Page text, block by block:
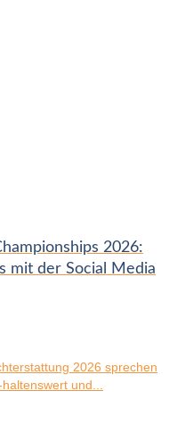
2026:
mit der Social Media
2026 sprechen
und...